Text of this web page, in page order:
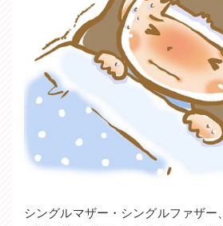
シングルマザー・シングルファザー